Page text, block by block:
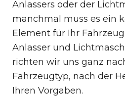
Anlassers oder der
manchmal muss es ein
Element für Ihr
Anlasser und
richten wir uns ganz
Fahrzeugtyp, nach der
Ihren Vorgaben.